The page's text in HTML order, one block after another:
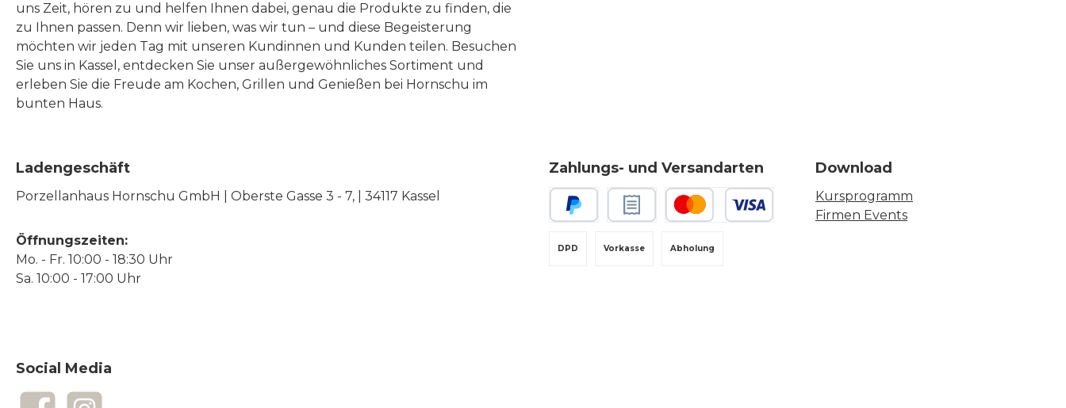
uns Zeit, hören zu und helfen Ihnen dabei, genau die Produkte zu finden, die
zu Ihnen passen. Denn wir lieben, was wir tun – und diese Begeisterung
möchten wir jeden Tag mit unseren Kundinnen und Kunden teilen. Besuchen
Sie uns in Kassel, entdecken Sie unser außergewöhnliches Sortiment und
erleben Sie die Freude am Kochen, Grillen und Genießen bei Hornschu im
bunten Haus.
Ladengeschäft
Porzellanhaus Hornschu GmbH | Oberste Gasse 3 - 7, | 34117 Kassel
Öffnungszeiten:
Mo. - Fr. 10:00 - 18:30 Uhr
Sa. 10:00 - 17:00 Uhr
Zahlungs- und Versandarten
Vorkasse
DPD Abholung
Download
Kursprogramm
Firmen Events
Social Media